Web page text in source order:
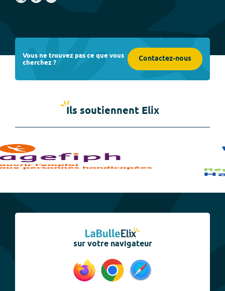
Vous ne trouvez pas ce que vous
cherchez ? Contactez-nous
Ils soutiennent Elix
sur votre navigateur